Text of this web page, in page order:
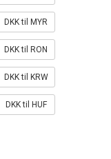
DKK til MYR
DKK til RON
DKK til KRW
DKK til HUF